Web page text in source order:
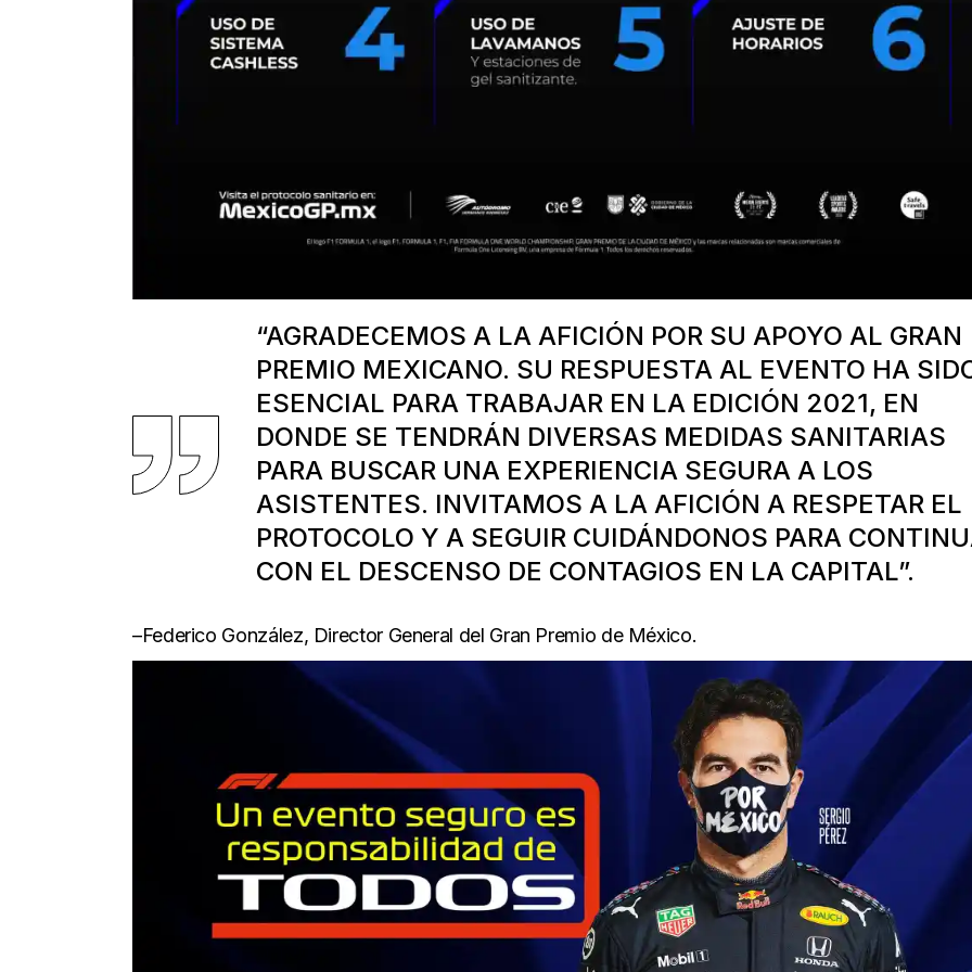
“AGRADECEMOS A LA AFICIÓN POR SU APOYO AL GRAN
PREMIO MEXICANO. SU RESPUESTA AL EVENTO HA
ESENCIAL PARA TRABAJAR EN LA EDICIÓN 2021, EN
DONDE SE TENDRÁN DIVERSAS MEDIDAS SANITARIAS
PARA BUSCAR UNA EXPERIENCIA SEGURA A LOS
ASISTENTES. INVITAMOS A LA AFICIÓN A RESPETAR EL
PROTOCOLO Y A SEGUIR CUIDÁNDONOS PARA
CON EL DESCENSO DE CONTAGIOS EN LA CAPITAL”.
–Federico González, Director General del Gran Premio de México.